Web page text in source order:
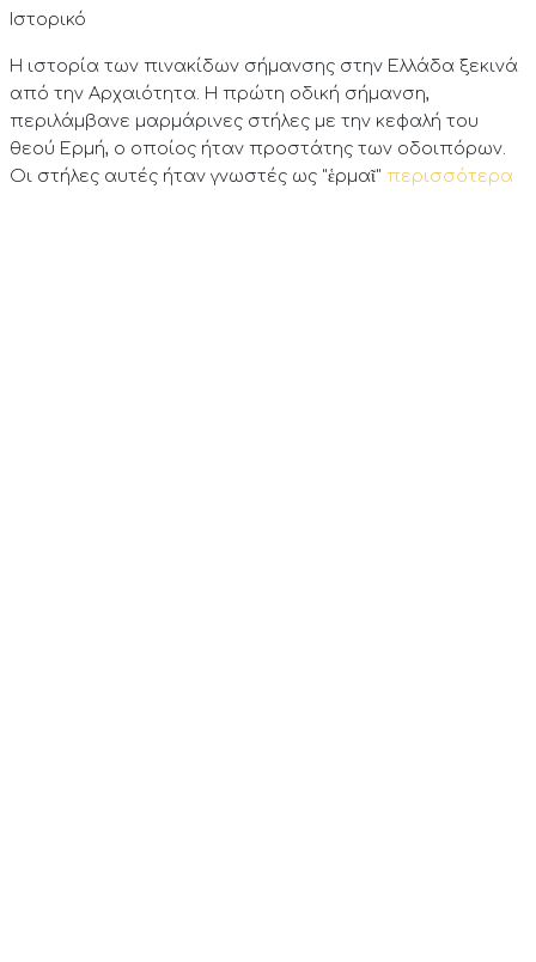
Ιστορικό
Η ιστορία των πινακίδων σήμανσης στην Ελλάδα ξεκινά
από την Αρχαιότητα. Η πρώτη οδική σήμανση,
περιλάμβανε μαρμάρινες στήλες με την κεφαλή του
θεού Ερμή, ο οποίος ήταν προστάτης των οδοιπόρων.
Οι στήλες αυτές ήταν γνωστές ως "ἑρμαῖ" περισσότερα